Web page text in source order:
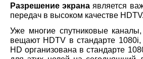
Разрешение экрана является
передач в высоком качестве HDTV.
Уже многие спутниковые
вещают HDTV в стандарте
HD организована в стандарте